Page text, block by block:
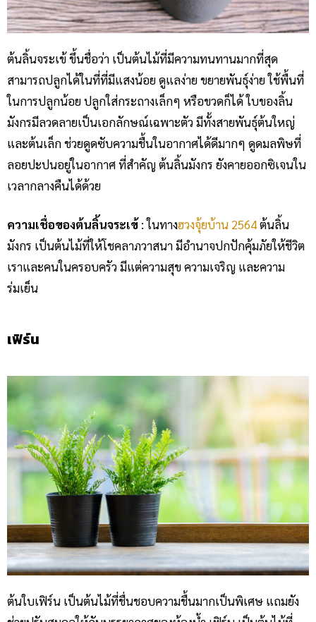
ต้นลิ้นจระเข้ ขึ้นชื่อว่า เป็นต้นไม้ที่มีความทนทานมากที่สุด
สามารถปลูกได้ในที่ที่มีแสงน้อย ดูแลง่าย ขยายพันธุ์ง่าย ใช้พื้นที่
ในการปลูกน้อย ปลูกใส่กระถางเล็กๆ หรือขวดก็ได้ ใบของลิ้น
มังกรมีลวดลายเป็นเอกลักษณ์เฉพาะตัว มีทั้งสายพันธุ์ต้นใหญ่
และต้นเล็ก ช่วยดูดซับความชื้นในอากาศได้ดีมากๆ ดูดมลพิษที่
ลอยปะปนอยู่ในอากาศ ที่สำคัญ ต้นลิ้นมังกร ยังคายออกซิเจนใน
เวลากลางคืนได้ด้วย
ความเชื่อของต้นลิ้นจระเข้ : ในทางฮวงจุ้ยบ้าน 2564ต้นลิ้น
มังกร เป็นต้นไม้ที่ให้โชคลาภวาสนา มีอำนาจปกปักคุ้มภัยให้ชีวิต
เราและคนในครอบครัว มีแต่ความสุข ความเจริญ และความ
ร่มเย็น
เฟิร์น
ต้นใบเฟิร์น เป็นต้นไม้ที่ชื่นชอบความชื้นมากเป็นพิเศษ แถมยัง